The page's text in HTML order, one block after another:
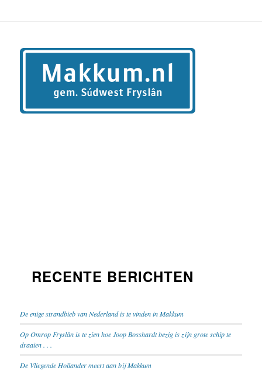
RECENTE BERICHTEN
De enige strandbieb van Nederland is te vinden in Makkum
Op Omrop Fryslân is te zien hoe Joop Bosshardt bezig is zijn grote schip te
draaien . . .
De Vliegende Hollander meert aan bij Makkum